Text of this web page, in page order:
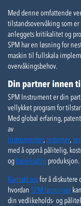
Med denne omfattende
tilstandsovervåking som er
anleggets kritikalitet og
SPM har en løsning for
maskin til fullskala
overvåkingsbehov.
Din partner innen
SPM Instrument er din
vellykket program for
Med global erfaring,
av
instrumenter,systemer,
med å oppnå pålitelig,
og bærekraftig produksjon.
Kontakt ossfor å diskutere
hvordan SPM-løsninger
din vedlikeholds- og